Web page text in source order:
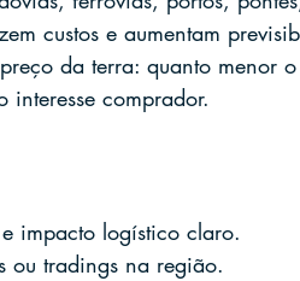
custos e aumentam
da terra: quanto menor o
comprador.
impacto logístico claro.
ou tradings na região.